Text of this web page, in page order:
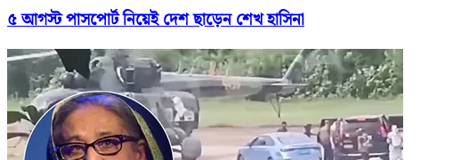
৫ আগস্ট পাসপোর্ট নিয়েই দেশ ছাড়েন শেখ হাসিনা